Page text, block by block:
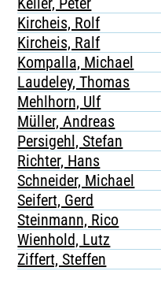
Kircheis, Rolf
Kircheis, Ralf
Kompalla, Michael
Laudeley, Thomas
Mehlhorn, Ulf
Müller, Andreas
Persigehl, Stefan
Richter, Hans
Schneider, Michael
Seifert, Gerd
Steinmann, Rico
Wienhold, Lutz
Ziffert, Steffen